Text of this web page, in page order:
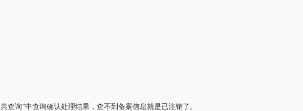
查询”中查询确认处理结果，查不到备案信息就是已注销了。